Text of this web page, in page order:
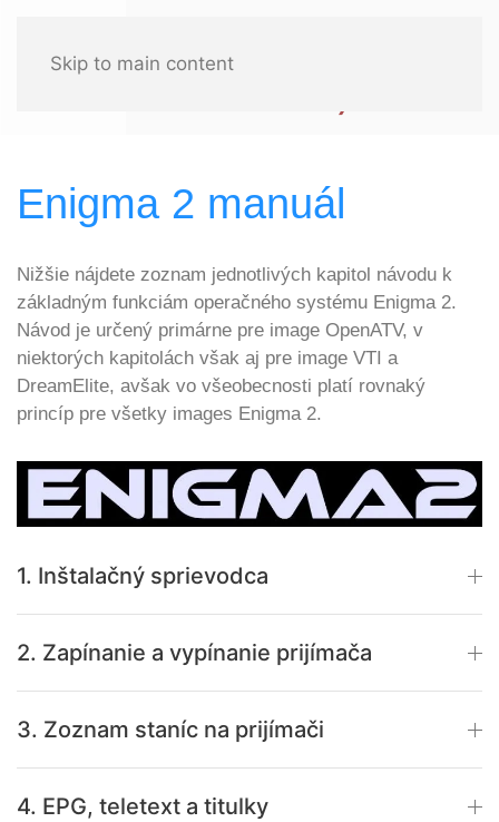
Skip to main content
Enigma 2 manuál
Nižšie nájdete zoznam jednotlivých kapitol návodu k
základným funkciám operačného systému Enigma 2.
Návod je určený primárne pre image OpenATV, v
niektorých kapitolách však aj pre image VTI a
DreamElite, avšak vo všeobecnosti platí rovnaký
princíp pre všetky images Enigma 2.
1. Inštalačný sprievodca
2. Zapínanie a vypínanie prijímača
3. Zoznam staníc na prijímači
4. EPG, teletext a titulky